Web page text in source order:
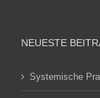
NEUESTE
Systemische